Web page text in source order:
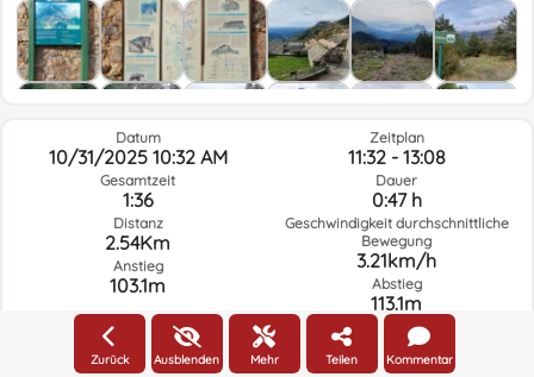
Datum
10/31/2025 10:32 AM
Gesamtzeit
1:36
Distanz
2.54Km
Anstieg
103.1m
Zeitplan
11:32 - 13:08
Dauer
0:47 h
Geschwindigkeit durchschnittliche
Bewegung
3.21km/h
Abstieg
113.1m
Wetter am Tag der Route und ausgewählte Zeit
Zurück Ausblenden Mehr Teilen Kommentar